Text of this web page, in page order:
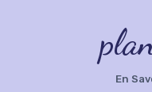
En